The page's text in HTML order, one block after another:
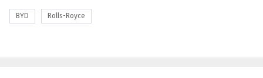
BYD Rolls-Royce